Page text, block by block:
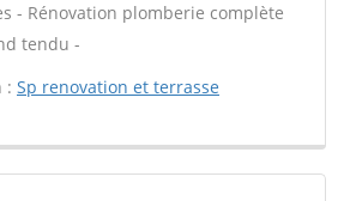
- Rénovation plomberie complète
tendu -
: Sp renovation et terrasse